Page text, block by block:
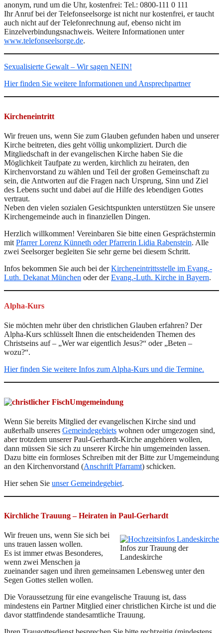
anonym, rund um die Uhr, kostenfrei: Tel.: 0800-111 0 111
Ihr Anruf bei der Telefonseelsorge ist nicht nur kostenfrei, er taucht
auch nicht auf der Telefonrechnung auf, ebenso nicht im
Einzelverbindungsnachweis. Weitere Informationen unter
www.telefonseelsorge.de.
Sexualisierte Gewalt – Wir sagen NEIN!
Hier finden Sie weitere Informationen und Ansprechpartner
Kircheneintritt
Wir freuen uns, wenn Sie zum Glauben gefunden haben und unserer
Kirche beitreten, dies geht völlig unkompliziert. Durch die
Mitgliedschaft in der evangelischen Kirche haben Sie die
Möglichkeit Taufpate zu werden, kirchlich zu heiraten, den
Kirchenvorstand zu wählen und Teil der großen Gemeinschaft zu
sein, die Antworten auf die Fragen nach Ursprung, Sinn und Ziel
des Lebens sucht und dabei auf die Hilfe des lebendigen Gottes
vertraut.
Neben den vielen sozialen Gesichtspunkten unterstützen Sie unsere
Kirchengemeinde auch in finanziellen Dingen.
Herzlich willkommen! Vereinbaren Sie bitte einen Gesprächstermin
mit Pfarrer Lorenz Künneth oder Pfarrerin Lidia Rabenstein. Alle
zwei Seelsorger begleiten Sie sehr gerne bei diesem Schritt.
Infos bekommen Sie auch bei derKircheneintrittsstelle im Evang.-
Luth. Dekanat München oder derEvang.-Luth. Kirche in Bayern.
Alpha-Kurs
Sie möchten mehr über den christlichen Glauben erfahren? Der
Alpha-Kurs schlüsselt Ihnen die entscheidenden Themen des
Christseins auf – „Wer war eigentlich Jesus?“ oder „Beten –
wozu?“.
Hier finden Sie weitere Infos zum Alpha-Kurs und die Termine.
Umgemeindung
Wenn Sie bereits Mitglied der evangelischen Kirche sind und
außerhalb unseres Gemeindegebiets wohnen oder umgezogen sind,
aber trotzdem unserer Paul-Gerhardt-Kirche angehören wollen,
dann müssen Sie sich zu unserer Kirche hin umgemeinden lassen.
Dazu bitte ein formloses Schreiben mit der Bitte zur Umgemeindung
an den Kirchenvorstand (Anschrift Pfarramt) schicken.
Hier sehen Sie unser Gemeindegebiet.
Kirchliche Trauung – Heiraten in Paul-Gerhardt
Infos zur Trauung der
Landeskirche
Wir freuen uns, wenn Sie sich bei
uns trauen lassen wollen.
Es ist immer etwas Besonderes,
wenn zwei Menschen ja
zueinander sagen und ihren gemeinsamen Lebensweg unter den
Segen Gottes stellen wollen.
Die Voraussetzung für eine evangelische Trauung ist, dass
mindestens ein Partner Mitglied einer christlichen Kirche ist und die
davor stattfindende standesamtliche Trauung.